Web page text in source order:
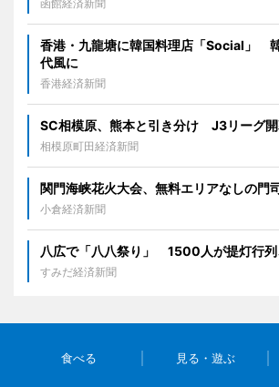
函館経済新聞
香港・九龍塘に韓国料理店「Social」
代風に
香港経済新聞
SC相模原、熊本と引き分け J3リーグ
相模原町田経済新聞
関門海峡花火大会、無料エリアなしの門
小倉経済新聞
八広で「八八祭り」 1500人が提灯行列
すみだ経済新聞
食べる 見る・遊ぶ